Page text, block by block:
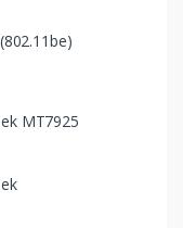
MT7925